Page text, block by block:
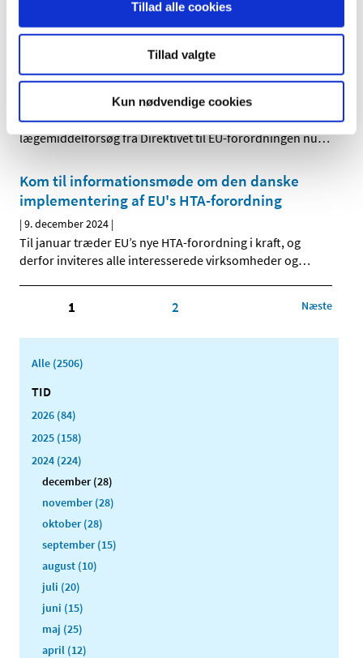
Tillad alle cookies
Tillad valgte
Kun nødvendige cookies
til og med 1. januar 2025. Lægemiddelstyrelsen
Er dit kliniske lægemiddel forsøg stadig lovligt
efter 30. januar 2025?
|
Vi gør opmærksom på, at fristen for overførsel af kliniske
lægemiddelforsøg fra Direktivet til EU-forordningen nu…
Kom til informationsmøde om den danske
implementering af EU's HTA-forordning
|9. december 2024 |
Til januar træder EU’s nye HTA-forordning i kraft, og
derfor inviteres alle interesserede virksomheder og…
1 2 Næste
Alle (2506)
TID
2026 (84)
2025 (158)
2024 (224)
december (28)
november (28)
oktober (28)
september (15)
august (10)
juli (20)
juni (15)
maj (25)
april (12)